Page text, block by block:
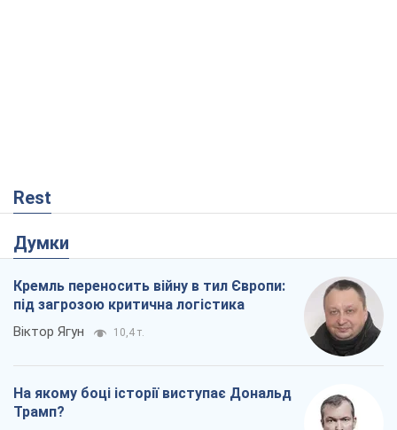
Rest
Думки
Кремль переносить війну в тил Європи:
під загрозою критична логістика
Віктор Ягун 10,4 т.
На якому боці історії виступає Дональд
Трамп?